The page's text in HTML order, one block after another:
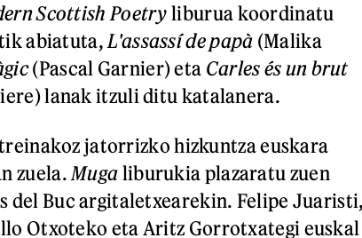
Scottish Poetry liburua koordinatu
abiatuta, L'assassí de papà (Malika
(Pascal Garnier) eta Carles és un brut
lanak itzuli ditu katalanera.
jatorrizko hizkuntza euskara
zuela. Muga liburukia plazaratu zuen
del Buc argitaletxearekin. Felipe
Otxoteko eta Aritz Gorrotxategi euskal